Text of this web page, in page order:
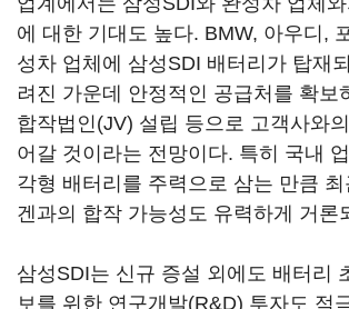
에 대한 기대도 높다. BMW, 아우디,
성차 업체에 삼성SDI 배터리가 탑재
려진 가운데 안정적인 공급처를 확보
합작법인(JV) 설립 등으로 고객사와
어갈 것이라는 전망이다. 특히 국내
각형 배터리를 주력으로 삼는 만큼
겐과의 합작 가능성도 유력하게 거론
삼성SDI는 신규 증설 외에도 배터리
보를 위한 연구개발(R&D) 투자도 적